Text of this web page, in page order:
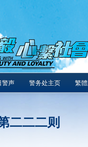
警声 警务处主页 繁
二二二则